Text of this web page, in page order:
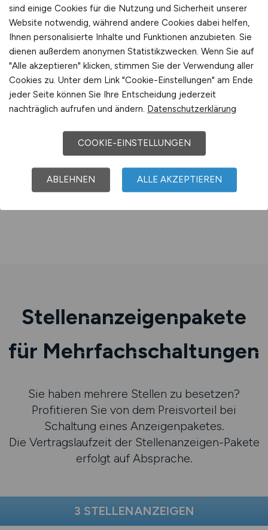
Optional zubuchbar:
Laufzeitverlängerung um weitere 30 Tage
€ 150,-
Stellenanzeigenpakete
für Mehrfachschaltungen
Sie haben mehrere Stellen zu besetzen?
Profitieren Sie von dem Preisvorteil bei
Schaltung eines Anzeigenpaketes.
Die Vertragslaufzeit der Stellenanzeigen-Pakete
erfolgt auf Absprache.
3 STELLENANZEIGEN
sind einige Cookies für die Nutzung und Sicherheit unserer
Website notwendig, während andere Cookies dabei helfen,
Ihnen personalisierte Inhalte und Funktionen anzubieten. Sie
dienen außerdem anonymen Statistikzwecken. Wenn Sie auf
"Alle akzeptieren" klicken, stimmen Sie der Verwendung aller
Cookies zu. Unter dem Link "Cookie-Einstellungen" am Ende
jeder Seite können Sie Ihre Entscheidung jederzeit
nachträglich aufrufen und ändern. Datenschutzerklärung
COOKIE-EINSTELLUNGEN
ABLEHNEN ALLE AKZEPTIEREN